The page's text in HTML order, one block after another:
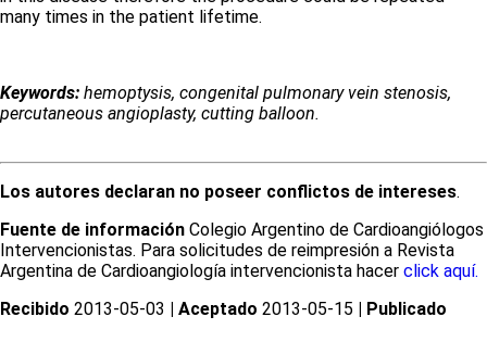
many times in the patient lifetime.
Keywords: hemoptysis, congenital pulmonary vein stenosis,
percutaneous angioplasty, cutting balloon.
Los autores declaran no poseer conflictos de intereses.
Fuente de información Colegio Argentino de Cardioangiólogos
Intervencionistas. Para solicitudes de reimpresión a Revista
Argentina de Cardioangiología intervencionista hacer click aquí.
Recibido 2013-05-03 | Aceptado 2013-05-15 | Publicado